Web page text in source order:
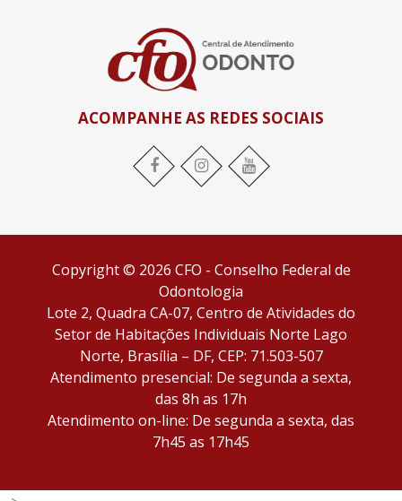
ACOMPANHE AS REDES SOCIAIS
Copyright © 2026 CFO - Conselho Federal de
Odontologia
Lote 2, Quadra CA-07, Centro de Atividades do
Setor de Habitações Individuais Norte Lago
Norte, Brasília – DF, CEP: 71.503-507
Atendimento presencial: De segunda a sexta,
das 8h as 17h
Atendimento on-line: De segunda a sexta, das
7h45 as 17h45